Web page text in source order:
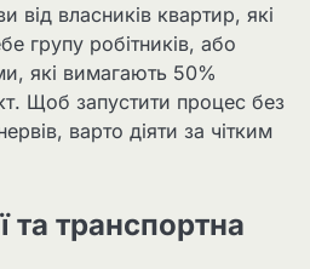
від власників квартир, які
групу робітників, або
які вимагають 50%
Щоб запустити процес без
варто діяти за чітким
та транспортна